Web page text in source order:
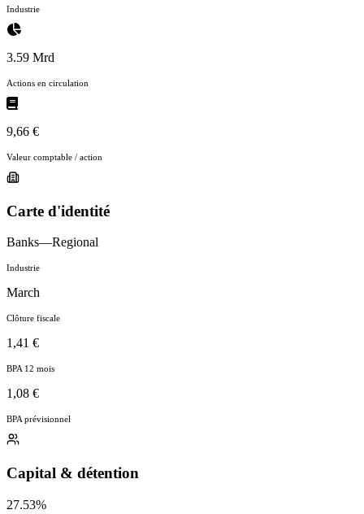
Industrie
3.59 Mrd
Actions en circulation
9,66 €
Valeur comptable / action
Carte d'identité
Banks—Regional
Industrie
March
Clôture fiscale
1,41 €
BPA 12 mois
1,08 €
BPA prévisionnel
Capital & détention
27.53%